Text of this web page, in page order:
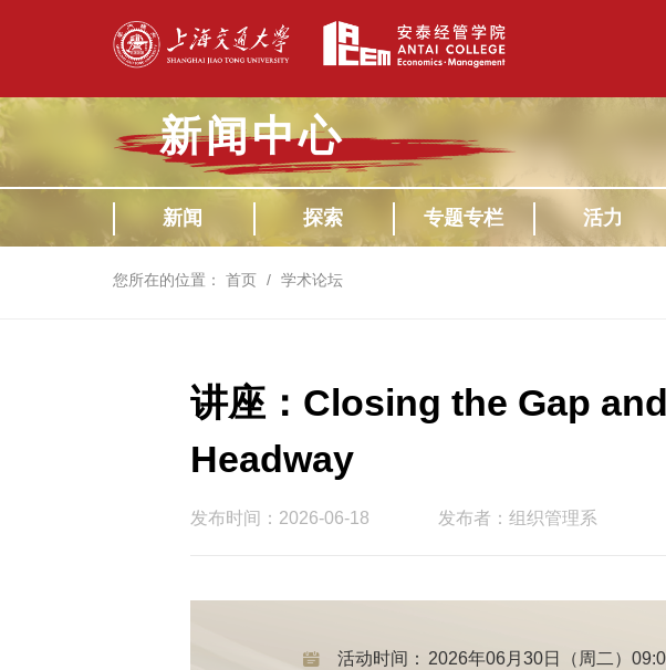
新闻中心
新闻 探索 专题专栏 活力
您所在的位置： 首页 学术论坛
讲座：Closing the Gap
Headway
发布时间：2026-06-18 发布者：组织管理系
活动时间： 2026年06月30日（周二）